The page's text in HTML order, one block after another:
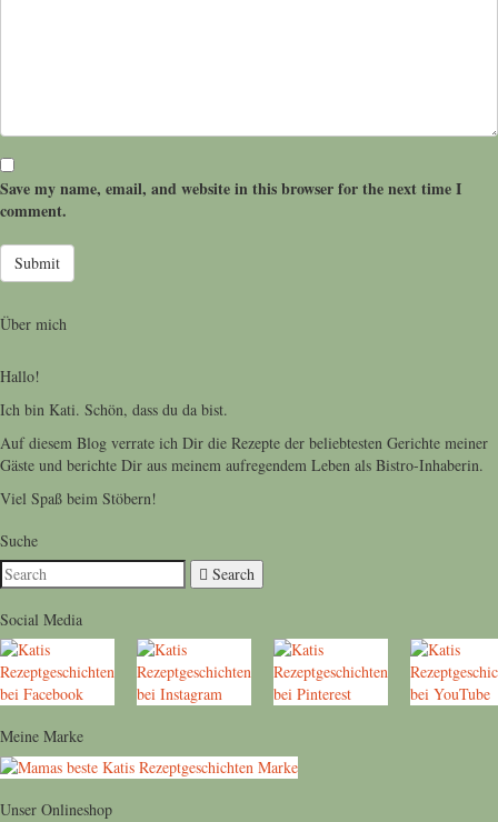
Save my name, email, and website in this browser for the next time I
comment.
Über mich
Hallo!
Ich bin Kati. Schön, dass du da bist.
Auf diesem Blog verrate ich Dir die Rezepte der beliebtesten Gerichte meiner
Gäste und berichte Dir aus meinem aufregendem Leben als Bistro-Inhaberin.
Viel Spaß beim Stöbern!
Suche
Search
Social Media
Meine Marke
Unser Onlineshop